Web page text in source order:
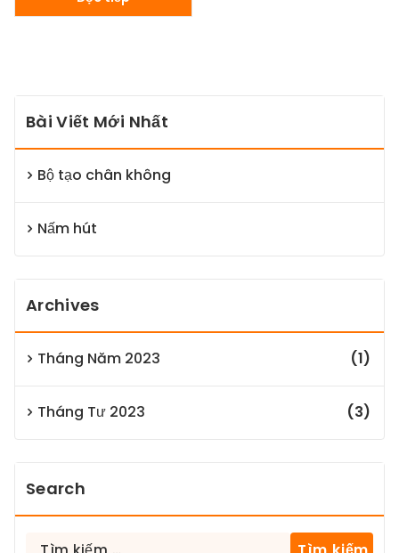
Bài Viết Mới Nhất
Bộ tạo chân không
Nấm hút
Archives
Tháng Năm 2023 (1)
Tháng Tư 2023 (3)
Search
Tìm